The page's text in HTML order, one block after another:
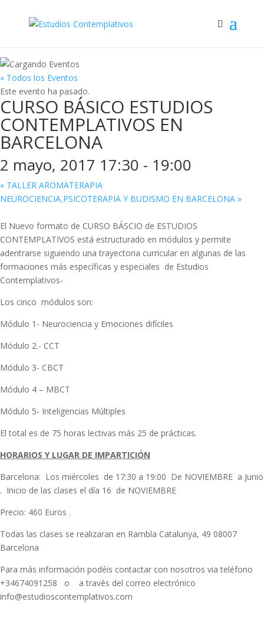
« Todos los Eventos
Este evento ha pasado.
CURSO BÁSICO ESTUDIOS
CONTEMPLATIVOS EN
BARCELONA
2 mayo, 2017 17:30 - 19:00
« TALLER AROMATERAPIA
NEUROCIENCIA,PSICOTERAPIA Y BUDISMO EN BARCELONA »
El Nuevo formato de CURSO BÁSCIO de ESTUDIOS
CONTEMPLATIVOS está estructurado en módulos y permite
adentrarse siguiendo una trayectoria curricular en algunas de las
formaciones más específicas y especiales de Estudios
Contemplativos-
Los cinco módulos son:
Módulo 1- Neurociencia y Emociones difíciles
Módulo 2.- CCT
Módulo 3- CBCT
Módulo 4 – MBCT
Módulo 5- Inteligencias Múltiples
El total es de 75 horas lectivas más 25 de prácticas.
HORARIOS Y LUGAR DE IMPARTICIÓN
Barcelona: Los miércoles de 17:30 a 19:00 De NOVIEMBRE a Junio
. Inicio de las clases el día 16 de NOVIEMBRE
Precio: 460 Euros .
Todas las clases se realizaran en Rambla Catalunya, 49 08007
Barcelona
Para más información podéis contactar con nosotros via teléfono
+34674091258 o a través del correo electrónico
info@estudioscontemplativos.com